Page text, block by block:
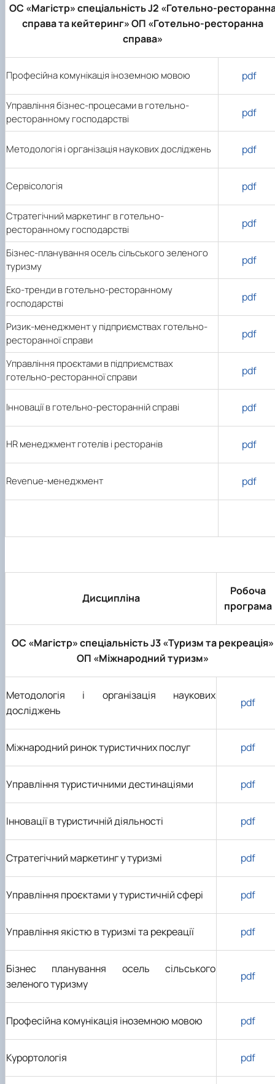
Презентація про роботу гуртка
Звіт про роботу гуртка
Презентація про роботу гуртка
наукового гуртка «Туризм&Рекреація»
Звіт про роботу гуртка
Презентація про роботу гуртка
Науковий доробок членів студентського
наукового гуртка "Туристичний візіонер"
Звіт про роботу гуртка
Презентація про роботу гуртка
ОС «Магістр» спеціальність J2 «Готельно-
справа та кейтеринг» ОП «Готельно-ресторанна
справа»
Професійна комунікація іноземною мовою pdf
Управління бізнес-процесами в готельно-
ресторанному господарстві
pdf
Методологія і організація наукових досліджень pdf
Сервісологія pdf
Стратегічний маркетинг в готельно-
ресторанному господарстві
pdf
Бізнес-планування осель сільського зеленого
туризму
pdf
Еко-тренди в готельно-ресторанному
господарстві
pdf
Ризик-менеджмент у підприємствах готельно-
ресторанної справи
pdf
Управління проєктами в підприємствах
готельно-ресторанної справи
pdf
Інновації в готельно-ресторанній справі pdf
HR менеджмент готелів і ресторанів pdf
Revenue-менеджмент pdf
Дисципліна
Робоча
програма
ОС «Магістр» спеціальність J3 «Туризм та рекреація»
ОП «Міжнародний туризм»
Методологія і організація наукових
досліджень
pdf
Міжнародний ринок туристичних послуг pdf
Управління туристичними дестинаціями pdf
Інновації в туристичній діяльності pdf
Стратегічний маркетинг у туризмі pdf
Управління проєктами у туристичній сфері pdf
Управління якістю в туризмі та рекреації pdf
Бізнес планування осель сільського
зеленого туризму
pdf
Професійна комунікація іноземною мовою pdf
Курортологія pdf